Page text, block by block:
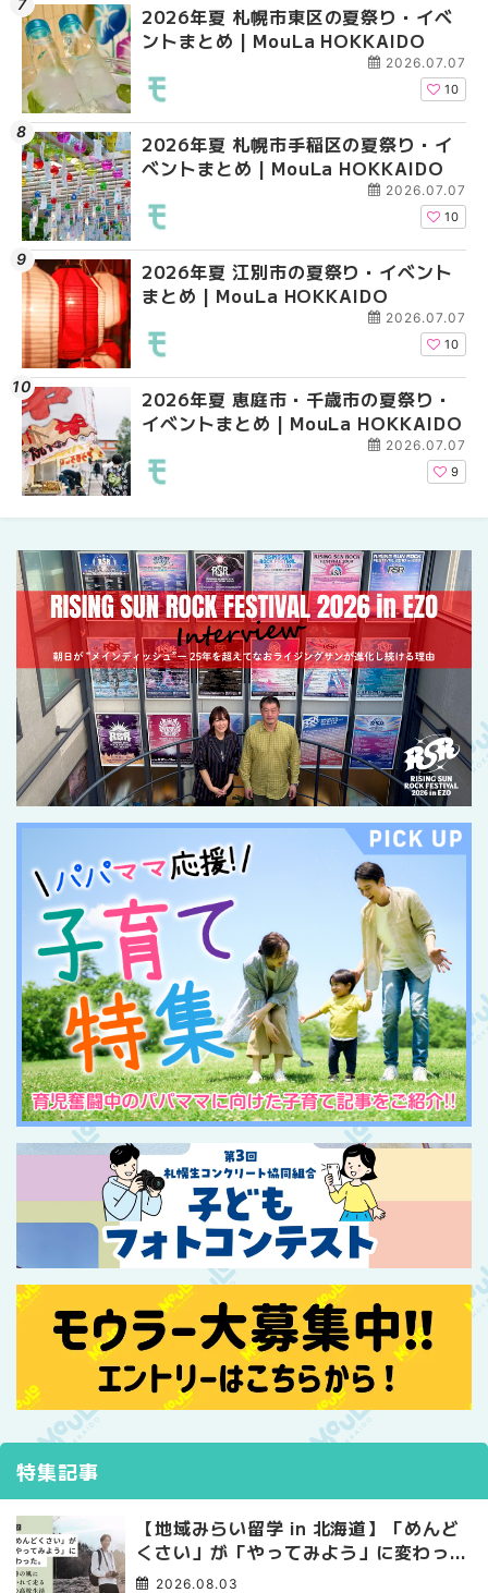
2026年夏 札幌市東区の夏祭り・イベ
ントまとめ | MouLa HOKKAIDO
2026.07.07
10
2026年夏 札幌市手稲区の夏祭り・イ
ベントまとめ | MouLa HOKKAIDO
2026.07.07
10
2026年夏 江別市の夏祭り・イベント
まとめ | MouLa HOKKAIDO
2026.07.07
10
2026年夏 恵庭市・千歳市の夏祭り・
イベントまとめ | MouLa HOKKAIDO
2026.07.07
9
2026年夏 札幌市手稲
ベントまとめ |
2026年夏 札幌市中央
ベントまとめ |
2026年夏 札幌市南区
ントまとめ | MouLa
札幌の麻辣湯（マーラ
め専門店9選！本場の
新店まで徹底比較 |
2026年夏 札幌市豊平
ベントまとめ |
2026年夏 札幌市東区
ントまとめ | MouLa
2026年夏 札幌市南区
ントまとめ | MouLa
札幌の麻辣湯（マーラ
め専門店6選！本場の
新店まで徹底比較 |
特集記事
【地域みらい留学 in 北海道】「めんど
くさい」が「やってみよう」に変わっ
た。 十勝の風に吹かれて走る、僕の泥
2026.08.03